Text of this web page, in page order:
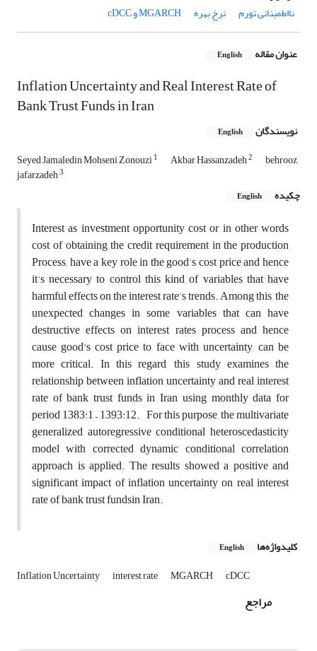
نااطمینانی تورم
نرخ بهره MGARCH و cDCC
عنوان مقاله English
Inflation Uncertainty and Real Interest Rate of
Bank Trust Funds in Iran
نویسندگان English
Seyed Jamaledin Mohseni Zonouzi1 Akbar Hassanzadeh2 behrooz
jafarzadeh3
چکیده English
Interest as investment opportunity cost or in other words
cost of obtaining the credit requirement in the production
Process, have a key role in the good's cost price and hence
it's necessary to control this kind of variables that have
harmful effects on the interest rate's trends. Among this, the
unexpected changes in some variables that can have
destructive effects on interest rates process and hence
cause good's cost price to face with uncertainty, can be
more critical. In this regard, this study examines the
relationship between inflation uncertainty and real interest
rate of bank trust funds in Iran using monthly data for
period 1383:1 – 1393:12. For this purpose, the multivariate
generalized autoregressive conditional heteroscedasticity
model with corrected dynamic conditional correlation
approach is applied. The results showed a positive and
significant impact of inflation uncertainty on real interest
rate of bank trust fundsin Iran.
کلیدواژه‌ها English
Inflation Uncertainty interest rate MGARCH cDCC
مراجع